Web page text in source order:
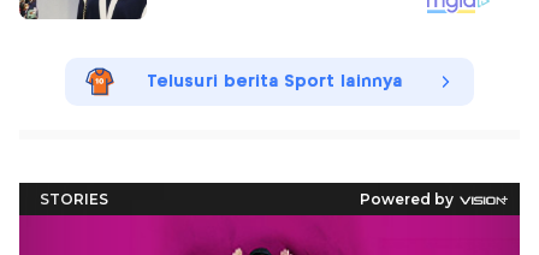
Telusuri berita Sport lainnya